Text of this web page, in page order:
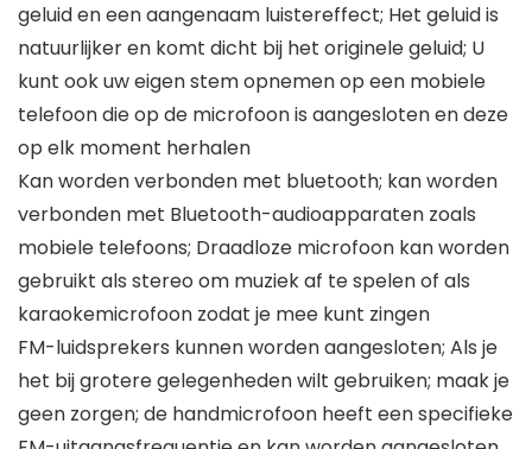
geluid en een aangenaam luistereffect; Het geluid is
natuurlijker en komt dicht bij het originele geluid; U
kunt ook uw eigen stem opnemen op een mobiele
telefoon die op de microfoon is aangesloten en deze
op elk moment herhalen
Kan worden verbonden met bluetooth; kan worden
verbonden met Bluetooth-audioapparaten zoals
mobiele telefoons; Draadloze microfoon kan worden
gebruikt als stereo om muziek af te spelen of als
karaokemicrofoon zodat je mee kunt zingen
FM-luidsprekers kunnen worden aangesloten; Als je
het bij grotere gelegenheden wilt gebruiken; maak je
geen zorgen; de handmicrofoon heeft een specifieke